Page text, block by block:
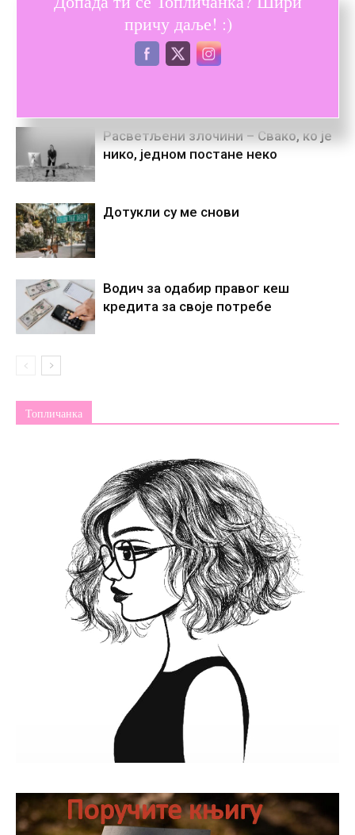
Тамјан као лек за бубреге
Ситнице које свака пословна
Расветљени злочини – Свако, ко је
нико, једном постане некo
Дотукли су ме снови
Водич за одабир правог кеш
кредита за своје потребе
Топличанка
причу даље! :)